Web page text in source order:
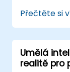
terapii
Zvážit
Přečtěte si
Umělá
realitě pro